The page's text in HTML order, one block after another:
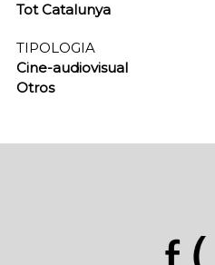
Tot Catalunya
TIPOLOGIA
Cine-audiovisual
Otros